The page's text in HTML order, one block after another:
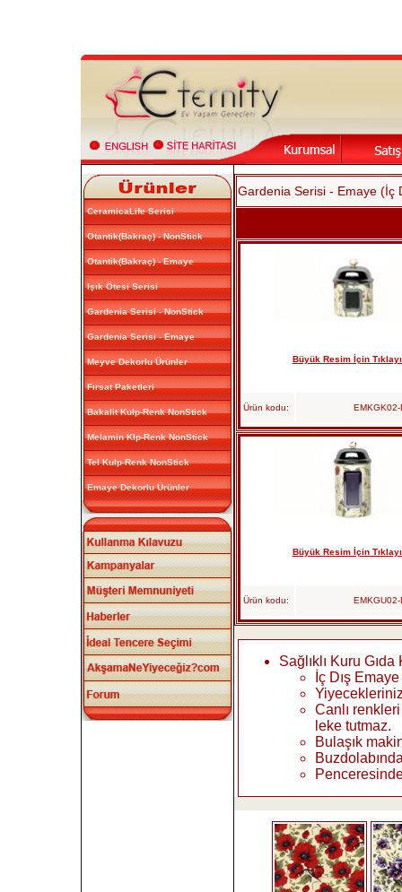
CeramicaLife Serisi
Otantik(Bakraç) - NonStick
Otantik(Bakraç) - Emaye
Işık Ötesi Serisi
Gardenia Serisi - NonStick
Gardenia Serisi - Emaye
Meyve Dekorlu Ürünler
Fırsat Paketleri
Bakalit Kulp-Renk NonStick
Melamin Klp-Renk NonStick
Tel Kulp-Renk NonStick
Emaye Dekorlu Ürünler
Gardenia Serisi - Emaye (İç
Büyük Resim İçin
Ürün kodu: EMKGK02-
Büyük Resim İçin
Ürün kodu: EMKGU02-
Sağlıklı Kuru
İç Dış Emaye
Canlı
leke tutmaz.
Bulaşık